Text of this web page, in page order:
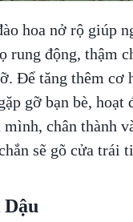
hoa nở rộ giúp
rung động, thậm
Để tăng thêm cơ
gỡ bạn bè,
mình, chân thành
sẽ gõ cửa trái
Dậu